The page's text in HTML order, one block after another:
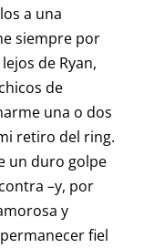
a una
siempre por
de Ryan,
de
una o dos
retiro del ring.
un duro golpe
–y, por
y
fiel